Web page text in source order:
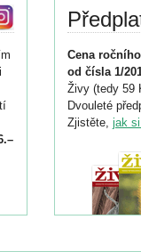
Cena
od čísla 1/
Živy (tedy 59
Dvouleté
Zjistěte, jak